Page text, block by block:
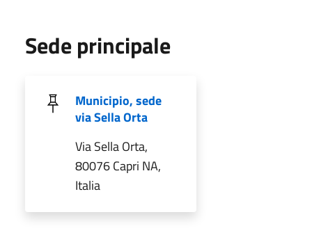
Sede principale
Municipio, sede
via Sella Orta
Via Sella Orta,
80076 Capri NA,
Italia